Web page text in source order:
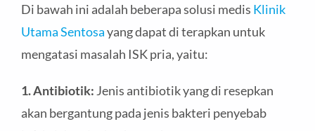
Di bawah ini adalah beberapa solusi medis Klinik
Utama Sentosayang dapat di terapkan untuk
mengatasi masalah ISK pria, yaitu:
1. Antibiotik: Jenis antibiotik yang di resepkan
akan bergantung pada jenis bakteri penyebab